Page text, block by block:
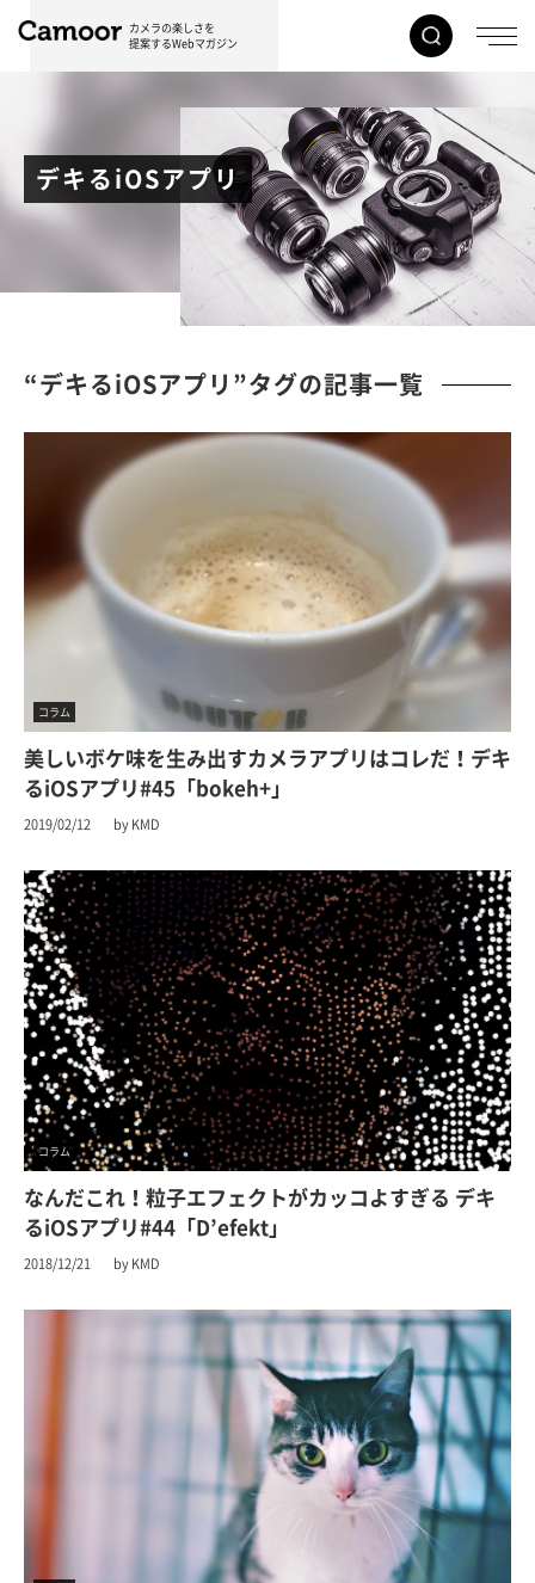
カメラの楽しさを
提案するWebマガジン
デキるiOSアプリ
“デキるiOSアプリ”タグの記事一覧
コラム
美しいボケ味を生み出すカメラアプリはコレだ！デキ
るiOSアプリ#45「bokeh+」
2019/02/12 by KMD
コラム
なんだこれ！粒子エフェクトがカッコよすぎる デキ
るiOSアプリ#44「D’efekt」
2018/12/21 by KMD